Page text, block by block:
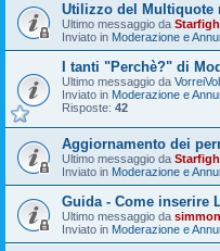
Utilizzo del Multiquote
Ultimo messaggio da
Inviato in Moderazione e
I tanti "Perchè?" di
Ultimo messaggio da
Inviato in Moderazione e
Risposte: 42
Aggiornamento dei
Ultimo messaggio da
Inviato in Moderazione e
Guida - Come inserire
Ultimo messaggio da
Inviato in Moderazione e